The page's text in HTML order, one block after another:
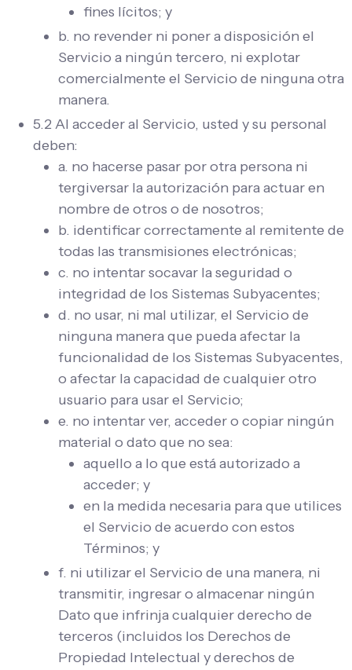
fines lícitos; y
b. no revender ni poner a disposición el
Servicio a ningún tercero, ni explotar
comercialmente el Servicio de ninguna otra
manera.
5.2 Al acceder al Servicio, usted y su personal
deben:
a. no hacerse pasar por otra persona ni
tergiversar la autorización para actuar en
nombre de otros o de nosotros;
b. identificar correctamente al remitente de
todas las transmisiones electrónicas;
c. no intentar socavar la seguridad o
integridad de los Sistemas Subyacentes;
d. no usar, ni mal utilizar, el Servicio de
ninguna manera que pueda afectar la
funcionalidad de los Sistemas Subyacentes,
o afectar la capacidad de cualquier otro
usuario para usar el Servicio;
e. no intentar ver, acceder o copiar ningún
material o dato que no sea:
aquello a lo que está autorizado a
acceder; y
en la medida necesaria para que utilices
el Servicio de acuerdo con estos
Términos; y
f. ni utilizar el Servicio de una manera, ni
transmitir, ingresar o almacenar ningún
Dato que infrinja cualquier derecho de
terceros (incluidos los Derechos de
Propiedad Intelectual y derechos de